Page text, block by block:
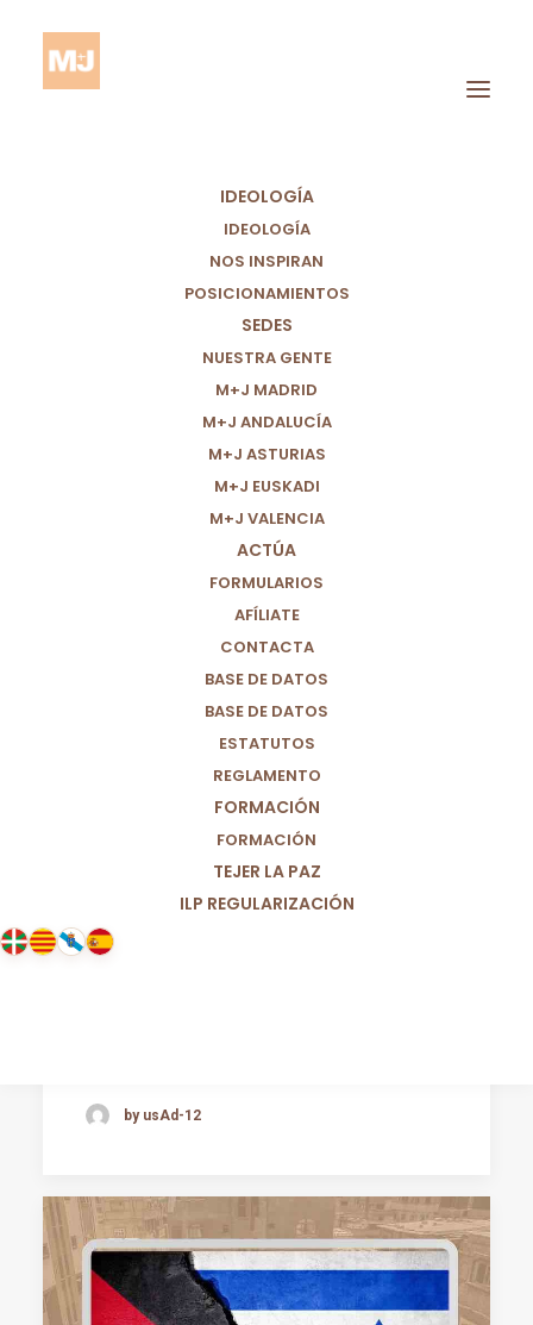
IDEOLOGÍA
IDEOLOGÍA
NOS INSPIRAN
POSICIONAMIENTOS
SEDES
NUESTRA GENTE
M+J MADRID
M+J ANDALUCÍA
M+J ASTURIAS
M+J EUSKADI
M+J VALENCIA
ACTÚA
FORMULARIOS
AFÍLIATE
CONTACTA
BASE DE DATOS
BASE DE DATOS
ESTATUTOS
REGLAMENTO
FORMACIÓN
FORMACIÓN
TEJER LA PAZ
ILP REGULARIZACIÓN
Personas
by usAd-12